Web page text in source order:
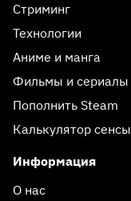
Стриминг
Технологии
Аниме и манга
Фильмы и сериалы
Пополнить Steam
Калькулятор сенсы
Информация
О нас